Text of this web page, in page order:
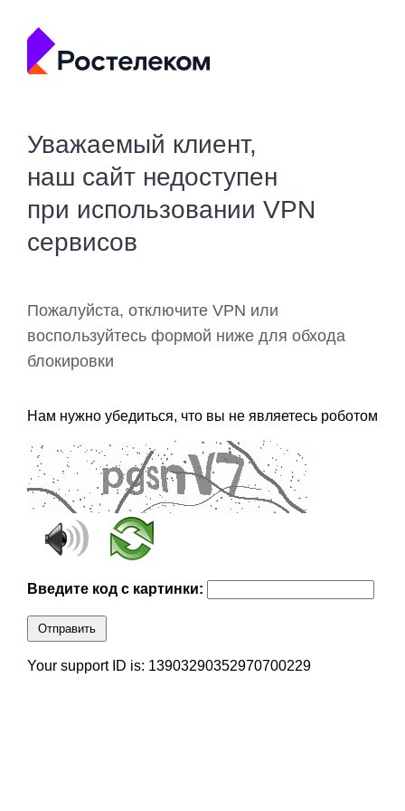
Уважаемый клиент,
наш сайт недоступен
при использовании VPN
сервисов
Пожалуйста, отключите VPN или
воспользуйтесь формой ниже для обхода
блокировки
Нам нужно убедиться, что вы не являетесь роботом
Введите код с картинки:
Отправить
Your support ID is: 13903290352970700229